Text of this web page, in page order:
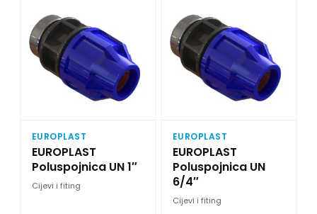
EUROPLAST
EUROPLAST
Poluspojnica UN 1″
Cijevi i fiting
EUROPLAST
EUROPLAST
Poluspojnica UN
6/4″
Cijevi i fiting